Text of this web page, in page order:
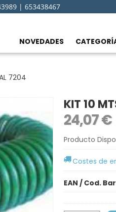
| 653438467
NOVEDADES
7204
KIT 10
24,07 €
Producto
Costes de
EAN / Cod.